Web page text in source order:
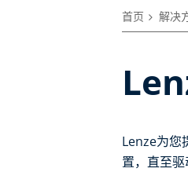
首页 解决
Lenze为您
置，直至驱